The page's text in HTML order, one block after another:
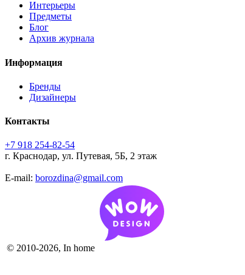
Интерьеры
Предметы
Блог
Архив журнала
Информация
Бренды
Дизайнеры
Контакты
+7 918 254-82-54
г. Краснодар, ул. Путевая, 5Б, 2 этаж
E-mail: borozdina@gmail.com
© 2010-2026, In home